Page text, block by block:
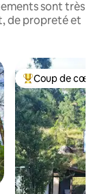
sont très
de propreté et
Coups de cœur
Coup de cœur